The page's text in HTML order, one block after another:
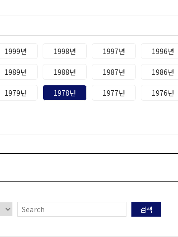
1999년 1998년 1997년 1996년
1989년 1988년 1987년 1986년
1979년 1978년 1977년 1976년
검색